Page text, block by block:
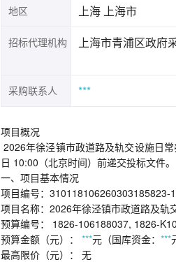
地区 上海 上海市
招标代理机构 上海市青浦区政府
采购联系人 ***
项目概况
2026年徐泾镇市政道路及轨交设施日
日 10:00（北京时间）前递交投标文件。
一、项目基本情况
项目编号：310118106260303185823-
项目名称：2026年徐泾镇市政道路及轨
预算编号： 1826-106188037, 1826-
预算金额（元）： ***元（国库资金： ***
最高限价（元）： 无